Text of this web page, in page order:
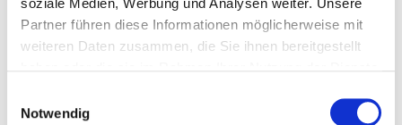
Partner führen diese Informationen möglicherweise mit
weiteren Daten zusammen, die Sie ihnen bereitgestellt
Cookies, wenn Sie unsere Webseite weiterhin nutzen.
Notwendig